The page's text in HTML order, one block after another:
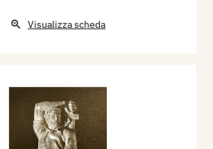
Visualizza scheda